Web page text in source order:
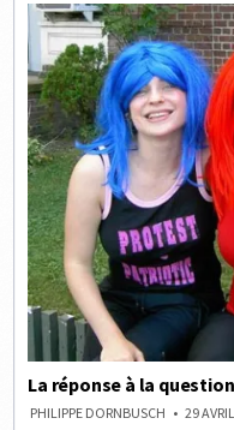
La réponse à la
PHILIPPE DORNBUSCH 29